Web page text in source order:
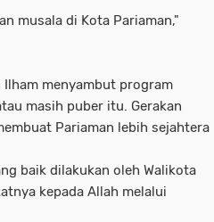
musala di Kota Pariaman,"
menyambut program
masih puber itu. Gerakan
Pariaman lebih sejahtera
baik dilakukan oleh Walikota
kepada Allah melalui